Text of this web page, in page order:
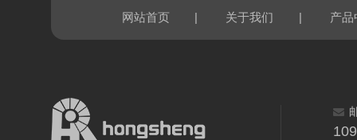
网站首页 | 关于我们 | 产品